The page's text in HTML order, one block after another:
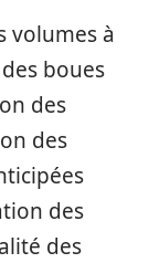
volumes à
boues
des
des
des
des